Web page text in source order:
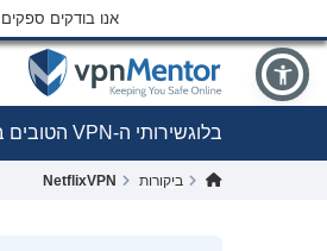
אנו בודקים
בלוגשירותי ה-VPN הטובים ביותר
ביקורות NetflixVPN